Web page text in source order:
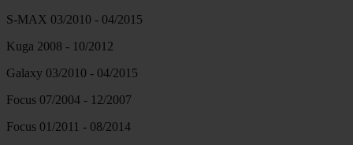
S-MAX 03/2010 - 04/2015
Kuga 2008 - 10/2012
Galaxy 03/2010 - 04/2015
Focus 07/2004 - 12/2007
Focus 01/2011 - 08/2014